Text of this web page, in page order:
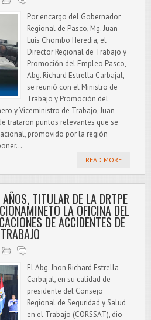
Por encargo del Gobernador
Regional de Pasco, Mg. Juan
Luis Chombo Heredia, el
Director Regional de Trabajo y
Promoción del Empleo Pasco,
Abg. Richard Estrella Carbajal,
se reunió con el Ministro de
Trabajo y Promoción del
y Viceministro de Trabajo, Juan
trataron puntos relevantes que se
promovido por la región
READ MORE
TITULAR DE LA DRTPE
LA OFICINA DEL
DE ACCIDENTES DE
TRABAJO
El Abg. Jhon Richard Estrella
Carbajal, en su calidad de
presidente del Consejo
Regional de Seguridad y Salud
en el Trabajo (CORSSAT), dio